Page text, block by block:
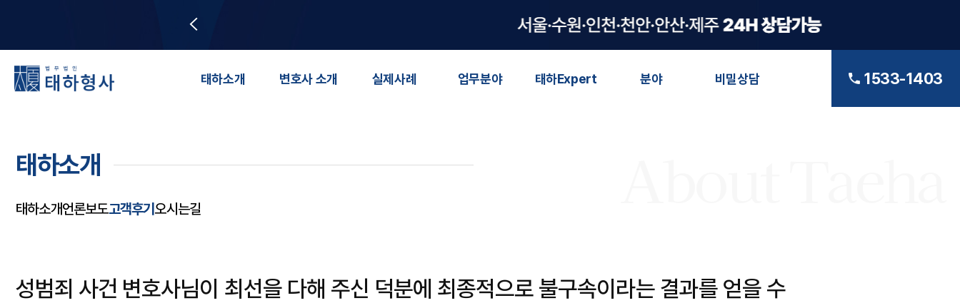
태하소개 변호사 소개 실제사례 업무분야 태하Expert 분야 비밀상담 1533-1403
태하소개
태하소개언론보도고객후기 오시는길
성범죄 사건 변호사님이 최선을 다해 주신 덕분에 최종적으로 불구속이라는 결과를 얻을 수